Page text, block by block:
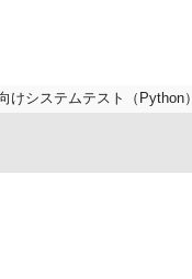
けシステムテスト（Python）